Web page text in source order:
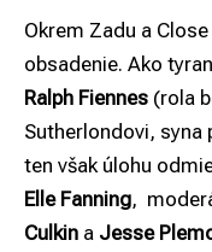
Okrem Zadu a
obsadenie. Ako
Ralph Fiennes (rola
Sutherlondovi, syna
ten však úlohu
Elle Fanning,
Culkin a Jesse